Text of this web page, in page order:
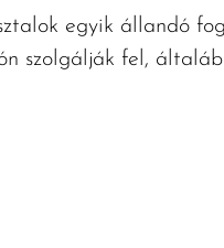
egyik állandó
szolgálják fel,